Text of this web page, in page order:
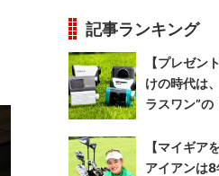
記事ランキング
【プレゼン
けの時代は
ラスワン”の
【マイギア
アイアンは